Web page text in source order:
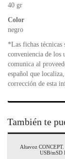
40 gr
Color
negro
*Las fichas técnicas
conveniencia de los
comunica al
español que
corrección de esta
También te
Altavoz
USB/mSD